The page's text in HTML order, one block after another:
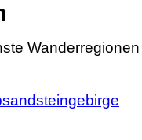
Wanderregionen